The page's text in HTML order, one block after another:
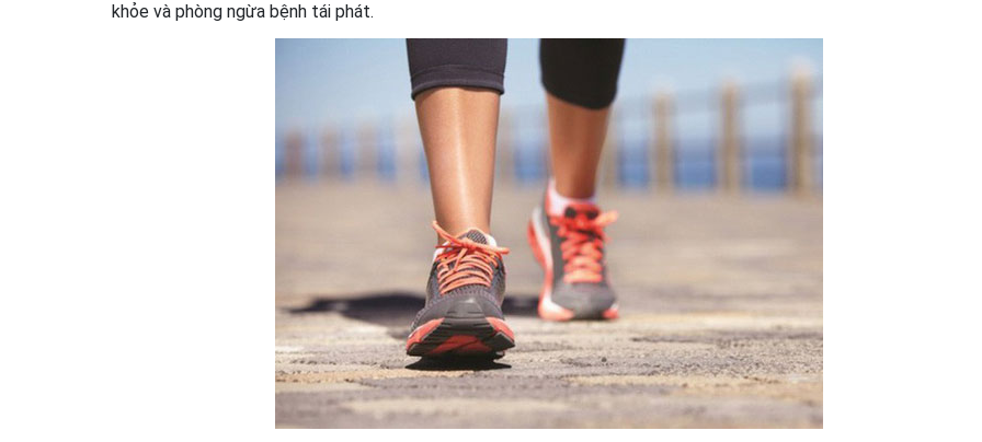
khỏe và phòng ngừa bệnh tái phát.